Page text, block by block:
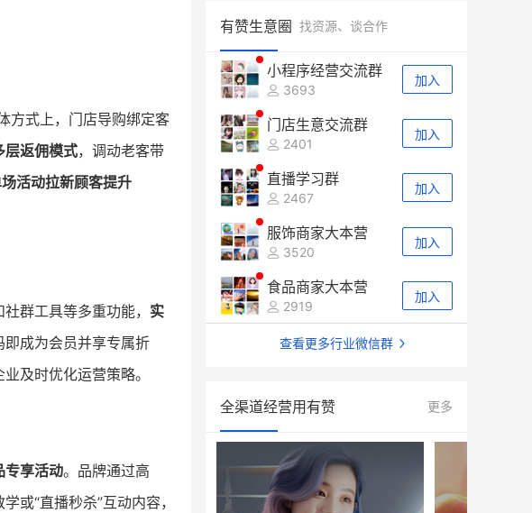
方式上，门店导购绑定客
层返佣模式，调动老客带
活动拉新顾客提升
群工具等多重功能， 实
成为会员并享专属折
及时优化运营策略。
专享活动。品牌通过高
或“直播秒杀”互动内容，
有赞生意圈 找资源、谈合作
小程序经营交流群
3693
加入
门店生意交流群
2401
加入
直播学习群
2467
加入
服饰商家大本营
3520
加入
食品商家大本营
2919
加入
查看更多行业微信群
全渠道经营用有赞 更多